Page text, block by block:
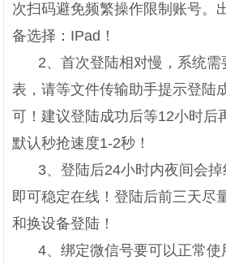
次扫码避免频繁操作限制账号。
备选择：IPad！
2、首次登陆相对慢，系统需
表，请等文件传输助手提示登陆
可！建议登陆成功后等12小时后
默认秒抢速度1-2秒！
3、登陆后24小时内夜间会
即可稳定在线！登陆后前三天尽
和换设备登陆！
4、绑定微信号要可以正常